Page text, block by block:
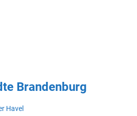
Brandenburg
Havel